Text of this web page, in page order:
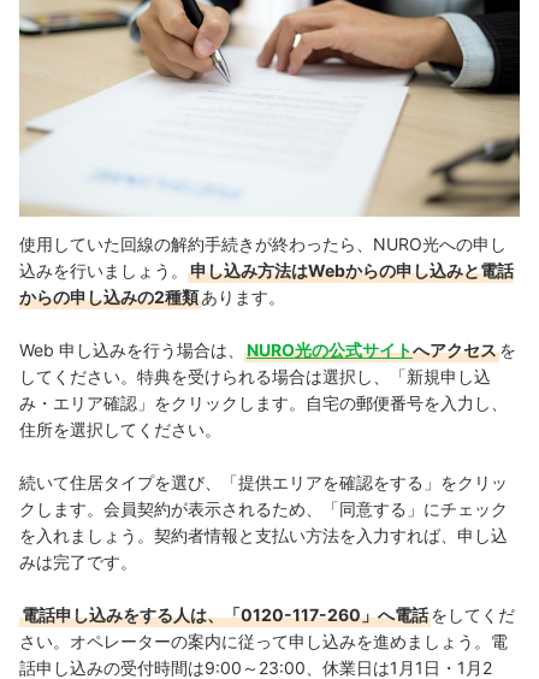
使用していた回線の解約手続きが終わったら、NURO光への申し
込みを行いましょう。
申し込み方法はWebからの申し込みと電話
からの申し込みの2種類あります。
Web 申し込みを行う場合は、 NURO光の公式サイトへアクセスを
してください。特典を受けられる場合は選択し、「新規申し込
み・エリア確認」をクリックします。自宅の郵便番号を入力し、
住所を選択してください。
続いて住居タイプを選び、「提供エリアを確認をする」をクリッ
クします。会員契約が表示されるため、「同意する」にチェック
を入れましょう。契約者情報と支払い方法を入力すれば、申し込
みは完了です。
電話申し込みをする人は、「0120-117-260」へ電話をしてくだ
さい。オペレーターの案内に従って申し込みを進めましょう。 電
話申し込みの受付時間は9:00～23:00、休業日は1月1日・1月2